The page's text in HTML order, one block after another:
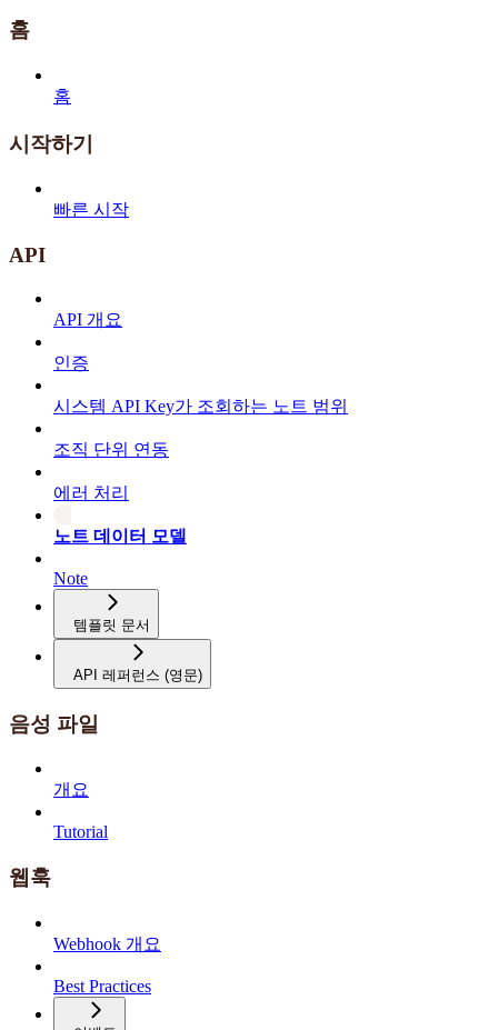
홈
홈
시작하기
빠른 시작
API
API 개요
인증
시스템 API Key가 조회하는 노트 범위
조직 단위 연동
에러 처리
노트 데이터 모델
Note
템플릿 문서
API 레퍼런스 (영문)
음성 파일
개요
Tutorial
웹훅
Webhook 개요
Best Practices